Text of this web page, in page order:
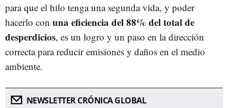
para que el hilo tenga una segunda vida, y poder
hacerlo con una eficiencia del 88% del total de
desperdicios, es un logro y un paso en la dirección
correcta para reducir emisiones y daños en el medio
ambiente.
NEWSLETTER CRÓNICA GLOBAL